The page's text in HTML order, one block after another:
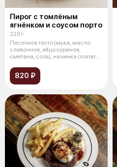
Пирог с томлёным
ягнёнком и соусом порто
220 г
Песочное тесто (мука, масло
сливочное, яйцо куриное,
сметана, соль), начинка (лопатка
820 ₽